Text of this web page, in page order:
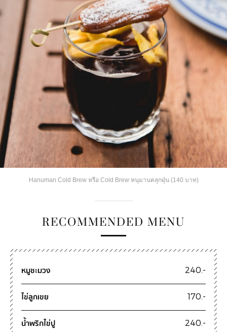
Hanuman Cold Brew หรือ Cold Brew หนุมานคลุกฝุ่น (140 บาท)
RECOMMENDED MENU
หมูชะมวง 240.-
ไข่ลูกเขย 170.-
น้ำพริกไข่ปู 240.-